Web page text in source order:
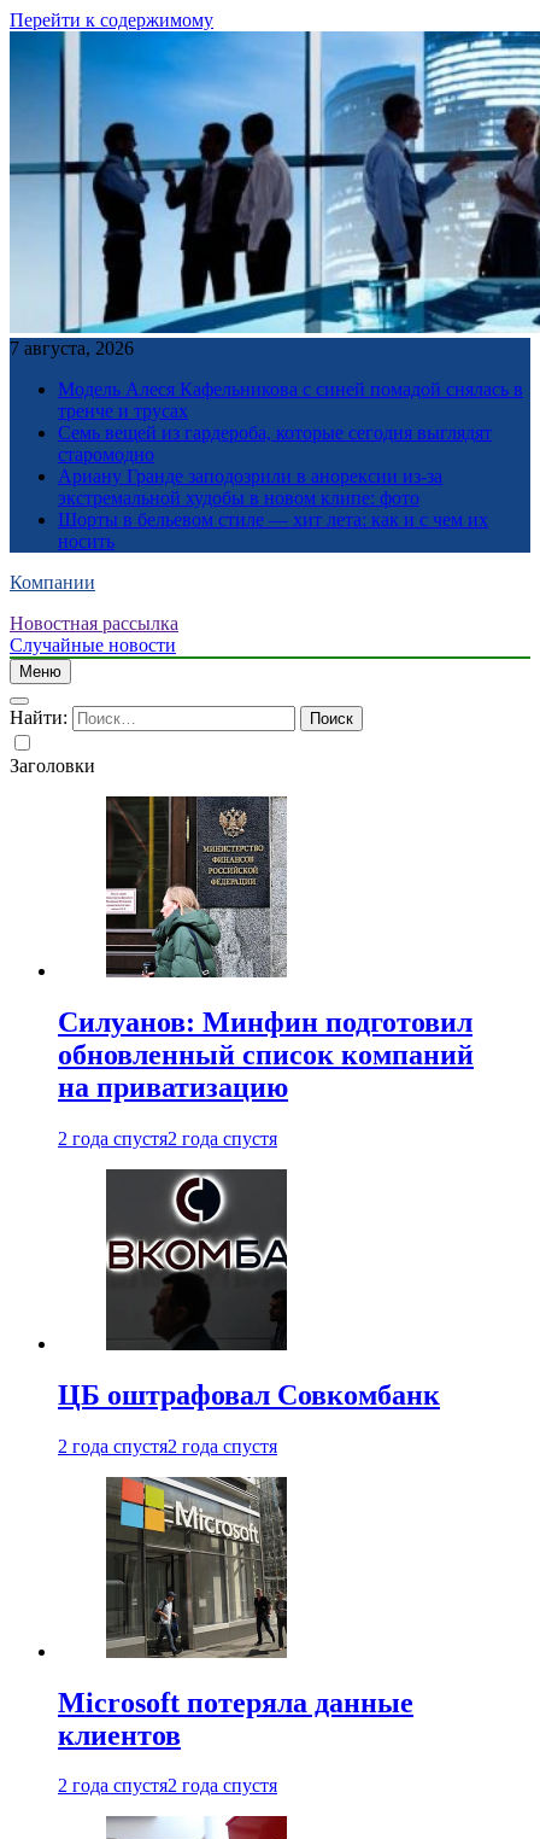
Перейти к содержимому
7 августа, 2026
Модель Алеся Кафельникова с синей помадой снялась в
тренче и трусах
Семь вещей из гардероба, которые сегодня выглядят
старомодно
Ариану Гранде заподозрили в анорексии из-за
экстремальной худобы в новом клипе: фото
Шорты в бельевом стиле — хит лета: как и с чем их
носить
Компании
Новостная рассылка
Случайные новости
Меню
Найти:
Заголовки
Силуанов: Минфин подготовил
обновленный список компаний
на приватизацию
2 года спустя2 года спустя
ЦБ оштрафовал Совкомбанк
2 года спустя2 года спустя
Microsoft потеряла данные
клиентов
2 года спустя2 года спустя